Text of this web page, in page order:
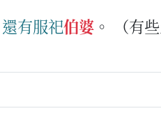
還有服祀伯婆 。
（有